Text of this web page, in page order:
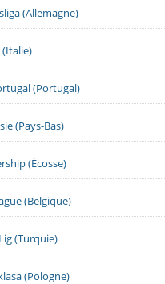
(Allemagne)
(Italie)
(Portugal)
(Pays-Bas)
(Écosse)
(Belgique)
(Turquie)
(Pologne)